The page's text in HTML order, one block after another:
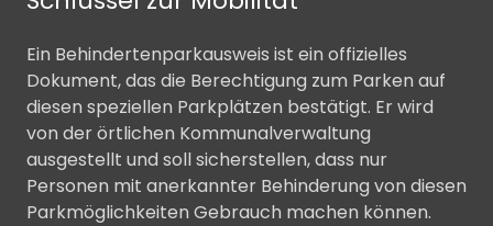
Ein Behindertenparkausweis ist ein offizielles
Dokument, das die Berechtigung zum Parken auf
diesen speziellen Parkplätzen bestätigt. Er wird
von der örtlichen Kommunalverwaltung
ausgestellt und soll sicherstellen, dass nur
Personen mit anerkannter Behinderung von diesen
Parkmöglichkeiten Gebrauch machen können.